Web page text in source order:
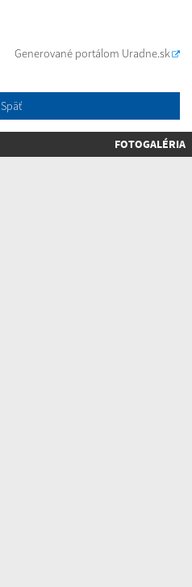
Generované portálom Uradne.sk
Späť
FOTOGALÉRIA